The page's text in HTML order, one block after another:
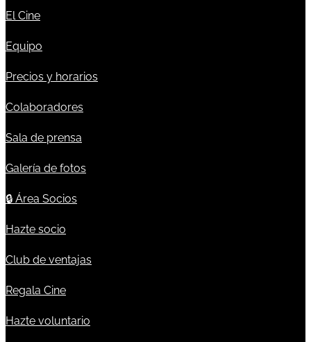
El Cine
Equipo
Precios y horarios
Colaboradores
Sala de prensa
Galería de fotos
🔒 Área Socios
Hazte socio
Club de ventajas
Regala Cine
Hazte voluntario